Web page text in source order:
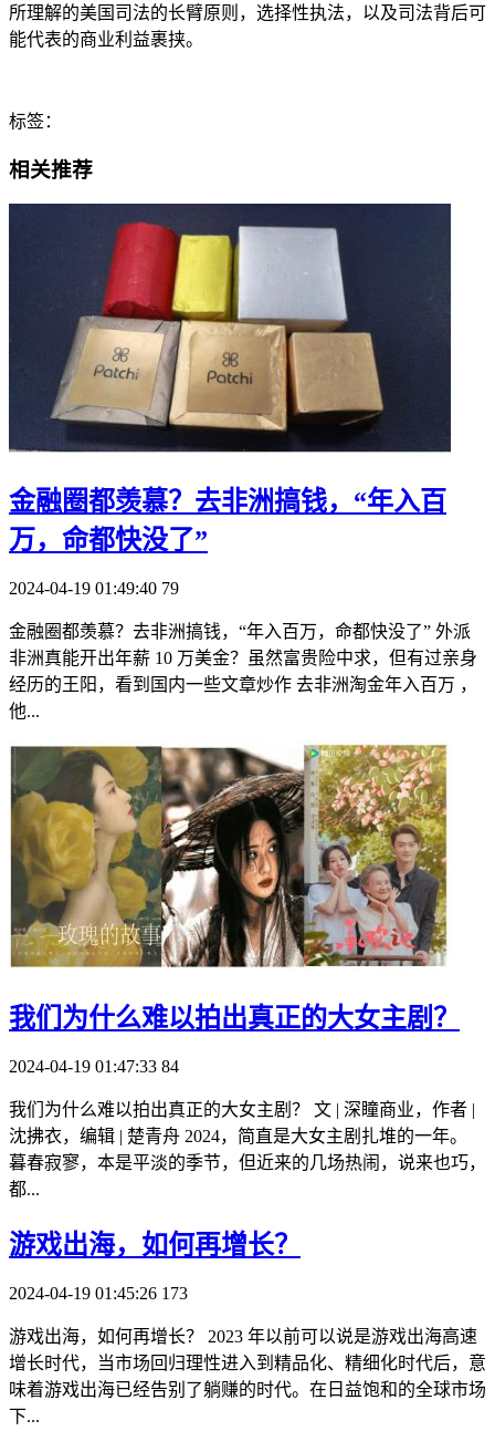
所理解的美国司法的长臂原则，选择性执法，以及司法背后可
能代表的商业利益裹挟。
标签：
相关推荐
​金融圈都羡慕？去非洲搞钱，“年入百
万，命都快没了”
2024-04-19 01:49:40 79
金融圈都羡慕？去非洲搞钱，“年入百万，命都快没了” 外派
非洲真能开出年薪 10 万美金？虽然富贵险中求，但有过亲身
经历的王阳，看到国内一些文章炒作 去非洲淘金年入百万 ，
他...
我们为什么难以拍出真正的大女主剧？
2024-04-19 01:47:33 84
我们为什么难以拍出真正的大女主剧？ 文 | 深瞳商业，作者 |
沈拂衣，编辑 | 楚青舟 2024，简直是大女主剧扎堆的一年。
暮春寂寥，本是平淡的季节，但近来的几场热闹，说来也巧，
都...
​游戏出海，如何再增长？
2024-04-19 01:45:26 173
游戏出海，如何再增长？ 2023 年以前可以说是游戏出海高速
增长时代，当市场回归理性进入到精品化、精细化时代后，意
味着游戏出海已经告别了躺赚的时代。在日益饱和的全球市场
下...